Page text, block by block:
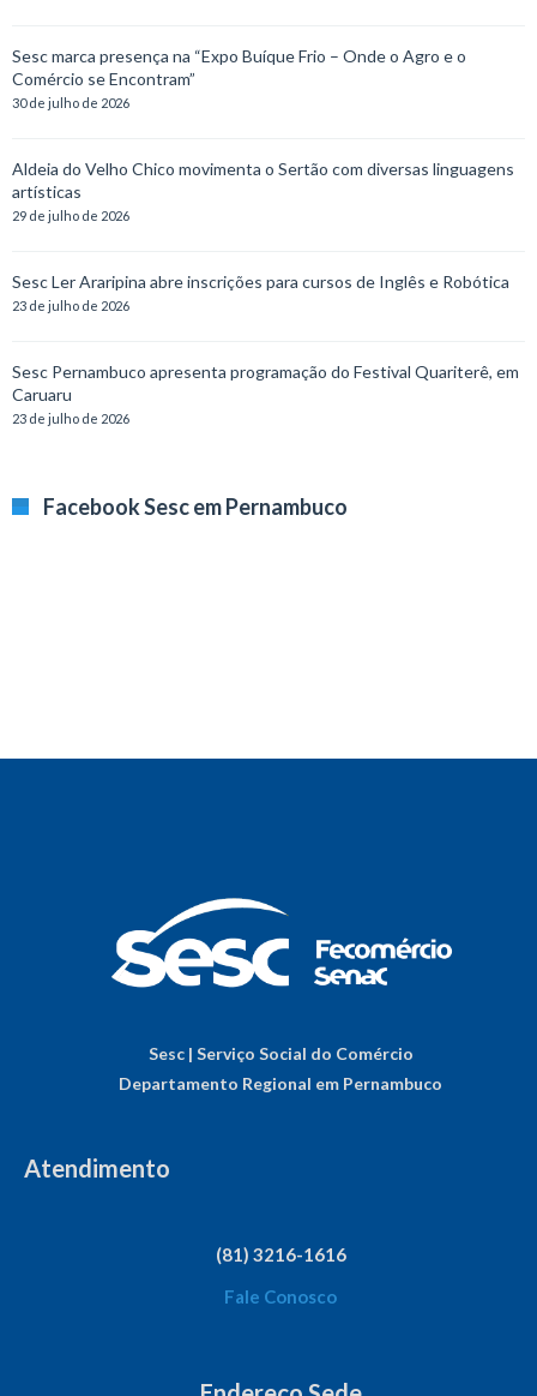
Sesc marca presença na “Expo Buíque Frio – Onde o Agro e o
Comércio se Encontram”
30 de julho de 2026
Aldeia do Velho Chico movimenta o Sertão com diversas linguagens
artísticas
29 de julho de 2026
Sesc Ler Araripina abre inscrições para cursos de Inglês e Robótica
23 de julho de 2026
Sesc Pernambuco apresenta programação do Festival Quariterê, em
Caruaru
23 de julho de 2026
Facebook Sesc em Pernambuco
Sesc | Serviço Social do Comércio
Departamento Regional em Pernambuco
Atendimento
(81) 3216-1616
Fale Conosco